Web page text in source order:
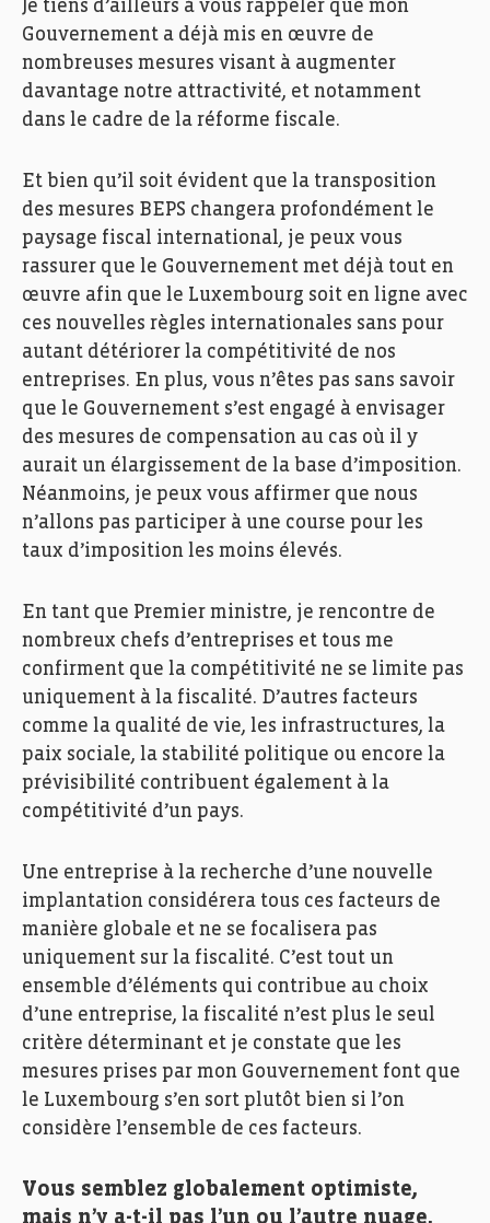
Je tiens d’ailleurs à vous rappeler que mon
Gouvernement a déjà mis en œuvre de
nombreuses mesures visant à augmenter
davantage notre attractivité, et notamment
dans le cadre de la réforme fiscale.
Et bien qu’il soit évident que la transposition
des mesures BEPS changera profondément le
paysage fiscal international, je peux vous
rassurer que le Gouvernement met déjà tout en
œuvre afin que le Luxembourg soit en ligne avec
ces nouvelles règles internationales sans pour
autant détériorer la compétitivité de nos
entreprises. En plus, vous n’êtes pas sans savoir
que le Gouvernement s’est engagé à envisager
des mesures de compensation au cas où il y
aurait un élargissement de la base d’imposition.
Néanmoins, je peux vous affirmer que nous
n’allons pas participer à une course pour les
taux d’imposition les moins élevés.
En tant que Premier ministre, je rencontre de
nombreux chefs d’entreprises et tous me
confirment que la compétitivité ne se limite pas
uniquement à la fiscalité. D’autres facteurs
comme la qualité de vie, les infrastructures, la
paix sociale, la stabilité politique ou encore la
prévisibilité contribuent également à la
compétitivité d’un pays.
Une entreprise à la recherche d’une nouvelle
implantation considérera tous ces facteurs de
manière globale et ne se focalisera pas
uniquement sur la fiscalité. C’est tout un
ensemble d’éléments qui contribue au choix
d’une entreprise, la fiscalité n’est plus le seul
critère déterminant et je constate que les
mesures prises par mon Gouvernement font que
le Luxembourg s’en sort plutôt bien si l’on
considère l’ensemble de ces facteurs.
Vous semblez globalement optimiste,
mais n’y a-t-il pas l’un ou l’autre nuage,